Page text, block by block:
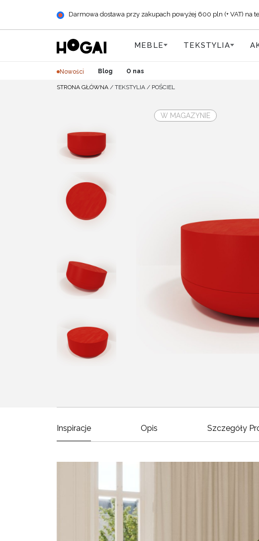
Darmowa dostawa przy zakupach powyżej 600 pln (+ VAT) na
MEBLE TEKSTYLIA
Nowości Blog O nas
STRONA GŁÓWNA / TEKSTYLIA / POŚCIEL
W MAGAZYNIE
Inspiracje Opis Szczegóły